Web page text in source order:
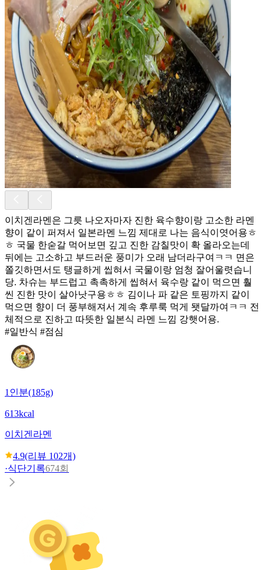
이치겐라멘은 그릇 나오자마자 진한 육수향이랑 고소한 라멘
향이 같이 퍼져서 일본라멘 느낌 제대로 나는 음식이엿어용ㅎ
ㅎ 국물 한숟갈 먹어보면 깊고 진한 감칠맛이 확 올라오는데
뒤에는 고소하고 부드러운 풍미가 오래 남더라구여ㅋㅋ 면은
쫄깃하면서도 탱글하게 씹혀서 국물이랑 엄청 잘어울렷습니
당. 차슈는 부드럽고 촉촉하게 씹혀서 육수랑 같이 먹으면 훨
씬 진한 맛이 살아낫구용ㅎㅎ 김이나 파 같은 토핑까지 같이
먹으면 향이 더 풍부해져서 계속 후루룩 먹게 됏달까여ㅋㅋ 전
체적으로 진하고 따뜻한 일본식 라멘 느낌 강햇어용.
#일반식 #점심
1인분(185g)
613kcal
이치겐 라멘
4.9(리뷰 102개)
·식단기록674회